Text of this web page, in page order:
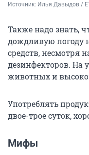
Источник: Илья Давыдов /
Также надо знать,
дождливую погоду
средств, несмотря
дезинфекторов. На
животных и
Употреблять
двое-трое суток,
Мифы